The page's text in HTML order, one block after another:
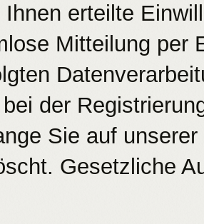
Ihnen erteilte
Mitteilung per
der
Sie auf
Gesetzliche